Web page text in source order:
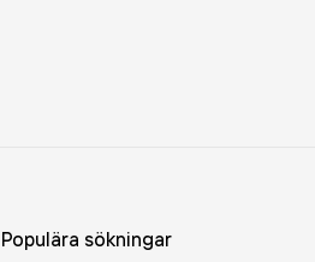
Populära sökningar